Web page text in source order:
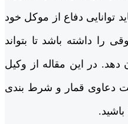
توانایی دفاع از موکل خود
را داشته باشد تا بتواند
دهد. در این مقاله از وکیل
دعاوی قمار و شرط بندی